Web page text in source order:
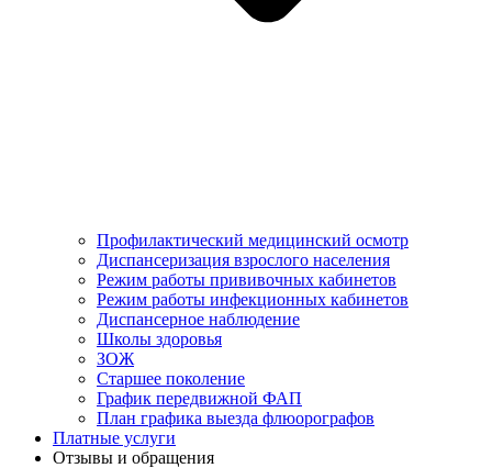
Профилактический медицинский осмотр
Диспансеризация взрослого населения
Режим работы прививочных кабинетов
Режим работы инфекционных кабинетов
Диспансерное наблюдение
Школы здоровья
ЗОЖ
Старшее поколение
График передвижной ФАП
План графика выезда флюорографов
Платные услуги
Отзывы и обращения